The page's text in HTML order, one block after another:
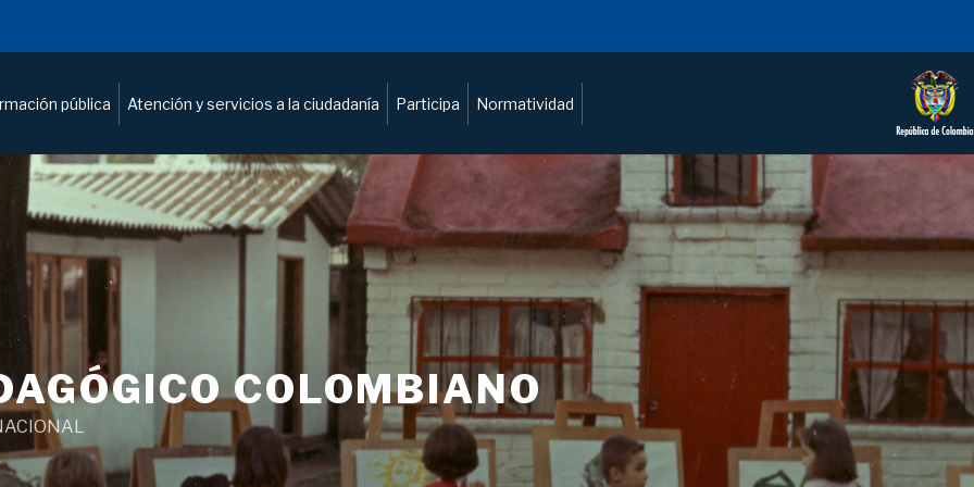
pública Atención y servicios a la ciudadanía Participa Normatividad
COLOMBIANO